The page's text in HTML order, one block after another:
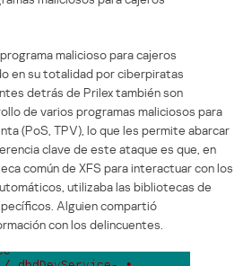
malicioso para cajeros
en su totalidad por ciberpiratas
detrás de Prilex también son
de varios programas maliciosos para
(PoS, TPV), lo que les permite abarcar
clave de este ataque es que, en
común de XFS para interactuar con los
utilizaba las bibliotecas de
Alguien compartió
con los delincuentes.